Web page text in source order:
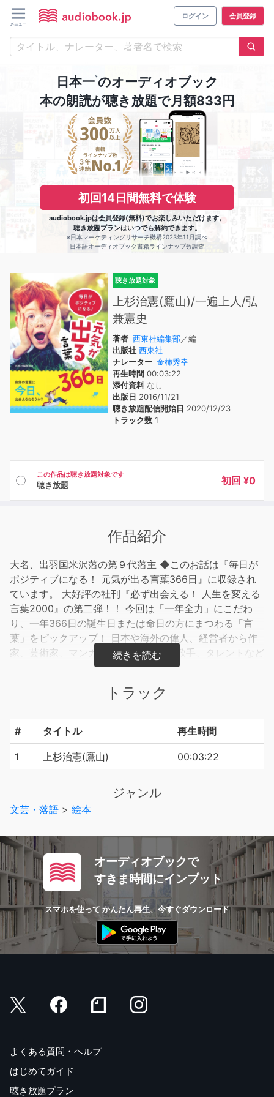
ログイン 会員登録
日本一※のオーディオブック
本の朗読が聴き放題で月額833円
初回14日間無料で体験
audiobook.jpは会員登録(無料)でお楽しみいただけます。
聴き放題プランはいつでも解約できます。
※日本マーケティングリサーチ機構2023年11月調べ
日本語オーディオブック書籍ラインナップ数調査
聴き放題対象
上杉治憲(鷹山)/一遍上人/弘
兼憲史
著者 西東社編集部／編
出版社 西東社
ナレーター 金柿秀幸
再生時間 00:03:22
添付資料なし
出版日 2016/11/21
聴き放題配信開始日 2020/12/23
トラック数 1
この作品は聴き放題対象です
聴き放題 初回 ¥0
作品紹介
大名、出羽国米沢藩の第９代藩主 ◆このお話は『毎日が
ポジティブになる！ 元気が出る言葉366日』に収録され
ています。 大好評の社刊『必ず出会える！ 人生を変える
言葉2000』の第二弾！！ 今回は「一年全力」にこだわ
り、一年366日の誕生日または命日の方にまつわる「言
葉」をピックアップ！ 日本や海外の偉人、経営者から作
家、芸術家、マンガ家、アスリート、歌手、タレントなど
幅広い人たちの、心に響く言葉を紹介します。
トラック
# タイトル 再生時間
1 上杉治憲(鷹山) 00:03:22
ジャンル
文芸・落語 > 絵本
オーディオブックで
すきま時間にインプット
スマホを使って かんたん再生、今すぐダウンロード
よくある質問・ヘルプ
はじめてガイド
聴き放題プラン